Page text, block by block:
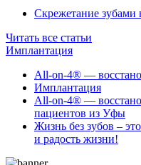
Скрежетание зубами
Читать все статьи
Имплантация
All-on-4® —
Имплантация
All-on-4® —
пациентов из Уфы
Жизнь без зубов –
и радость жизни!